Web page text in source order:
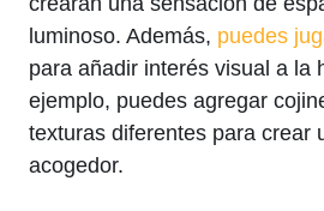
luminoso. Además, puedes
para añadir interés visual a la
ejemplo,‍ puedes agregar⁢
texturas⁤ diferentes para crear
acogedor.